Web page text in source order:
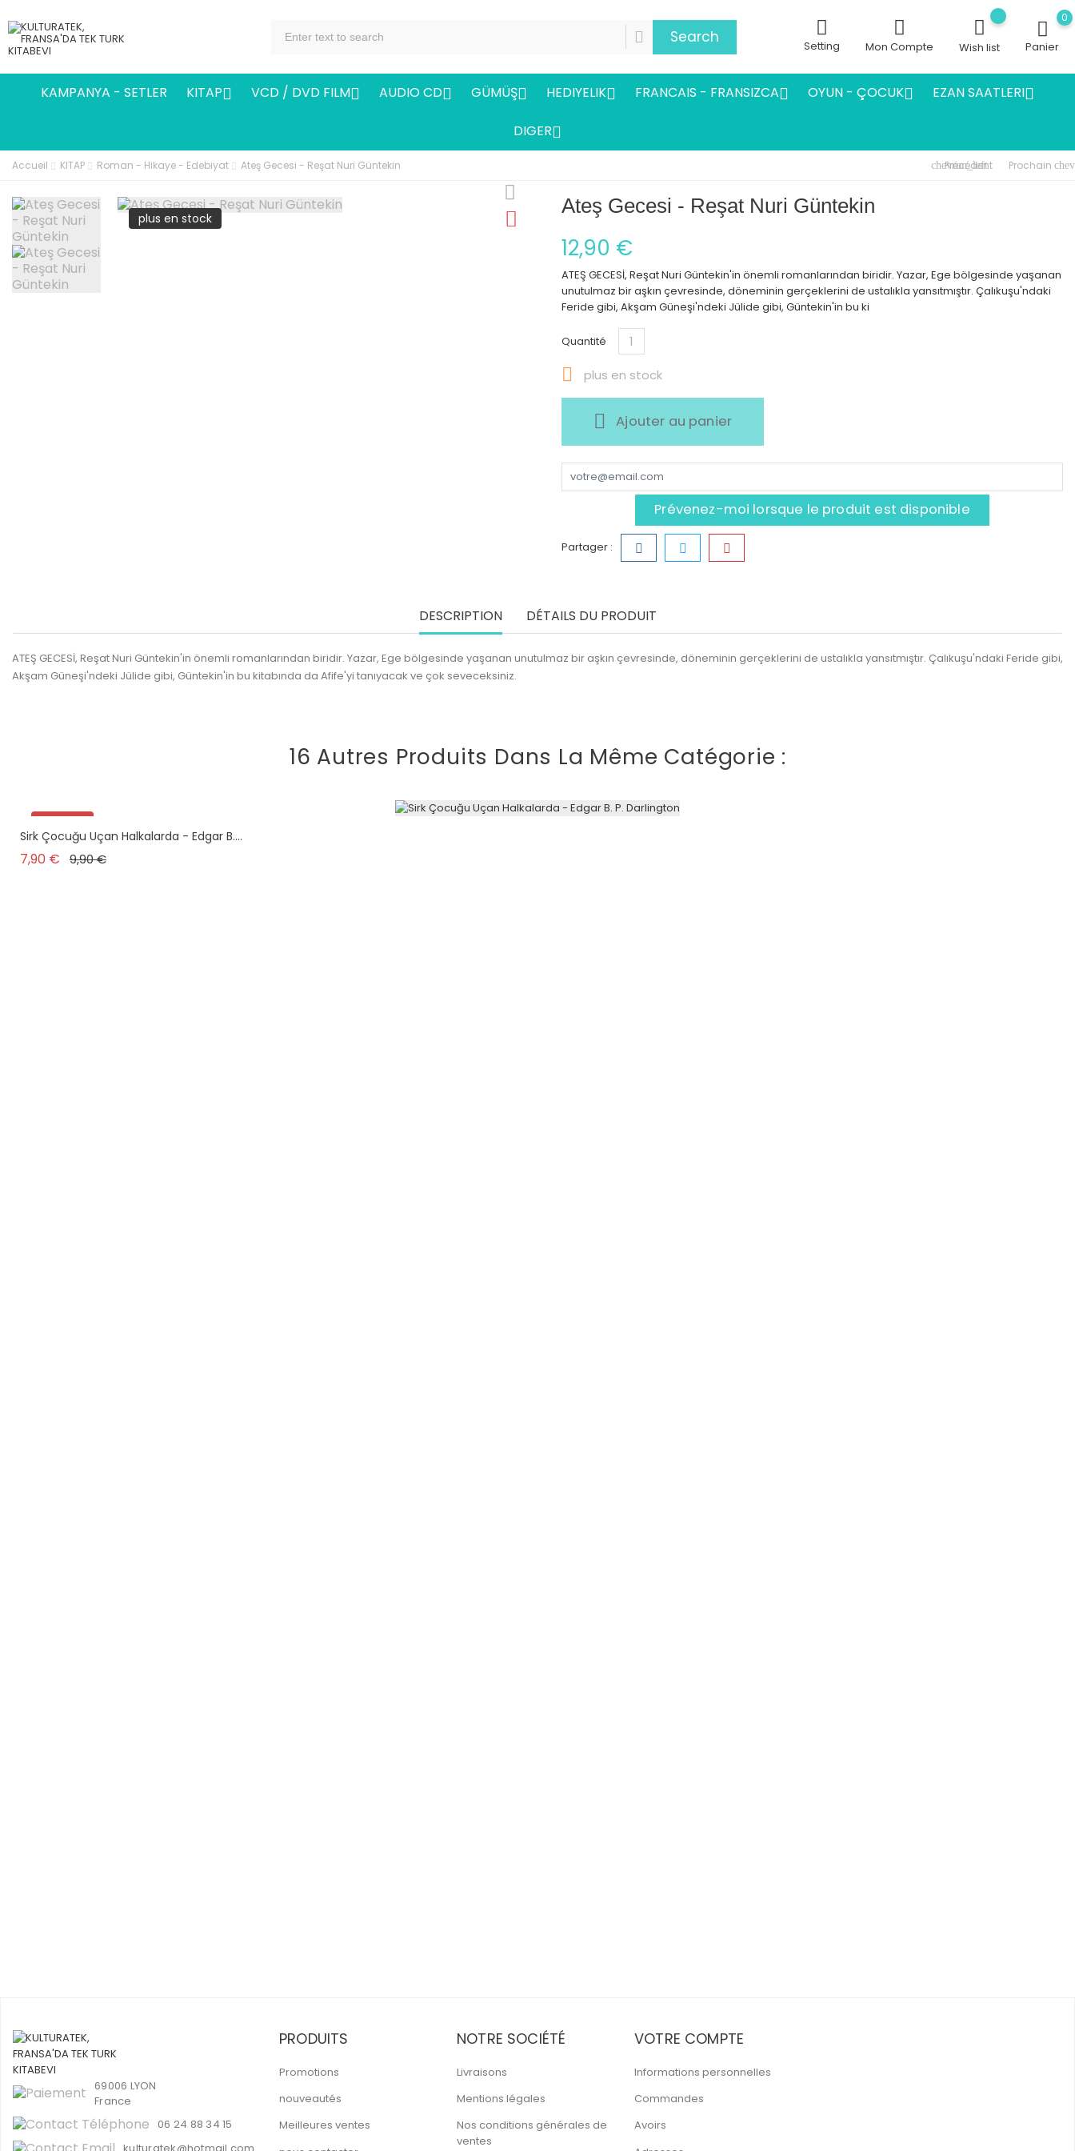
Search Setting Mon Compte Wish list
0
Panier
KAMPANYA - SETLER KITAP VCD / DVD FILM AUDIO CD GÜMÜŞ HEDIYELIK FRANCAIS - FRANSIZCA OYUN - ÇOCUK EZAN SAATLERI
DIGER
Accueil KITAP Roman - Hikaye - Edebiyat Ateş Gecesi - Reşat Nuri Güntekin chevron_left
Précédent Prochain
plus en stock
Ateş Gecesi - Reşat Nuri Güntekin
12,90 €
ATEŞ GECESİ, Reşat Nuri Güntekin'in önemli romanlarından biridir. Yazar, Ege bölgesinde yaşanan
unutulmaz bir aşkın çevresinde, döneminin gerçeklerini de ustalıkla yansıtmıştır. Çalıkuşu'ndaki
Feride gibi, Akşam Güneşi'ndeki Jülide gibi, Güntekin'in bu ki
Quantité
 plus en stock
Ajouter au panier
Prévenez-moi lorsque le produit est disponible
Partager :
DESCRIPTION DÉTAILS DU PRODUIT
ATEŞ GECESİ, Reşat Nuri Güntekin'in önemli romanlarından biridir. Yazar, Ege bölgesinde yaşanan unutulmaz bir aşkın çevresinde, döneminin gerçeklerini de ustalıkla yansıtmıştır. Çalıkuşu'ndaki Feride gibi,
Akşam Güneşi'ndeki Jülide gibi, Güntekin'in bu kitabında da Afife'yi tanıyacak ve çok seveceksiniz.
16 Autres Produits Dans La Même Catégorie :
Promo !
Sirk Çocuğu Uçan Halkalarda - Edgar B....
7,90 € Prix de base
9,90 €Prix
69006 LYON
France
06 24 88 34 15
PRODUITS
Promotions
nouveautés
Meilleures ventes
NOTRE SOCIÉTÉ
Livraisons
Mentions légales
Nos conditions générales de
ventes
VOTRE COMPTE
Informations personnelles
Commandes
Avoirs